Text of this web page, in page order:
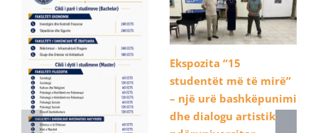
Ekspozita “15
studentët më të mirë”
– një urë bashkëpunimi
dhe dialogu artistik